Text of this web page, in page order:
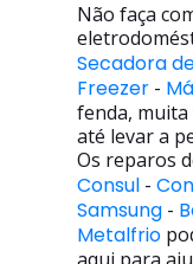
Não faça
Secadora
Freezer -
fenda, muita
até levar a
Os reparos
Consul -
Samsung -
Metalfrio